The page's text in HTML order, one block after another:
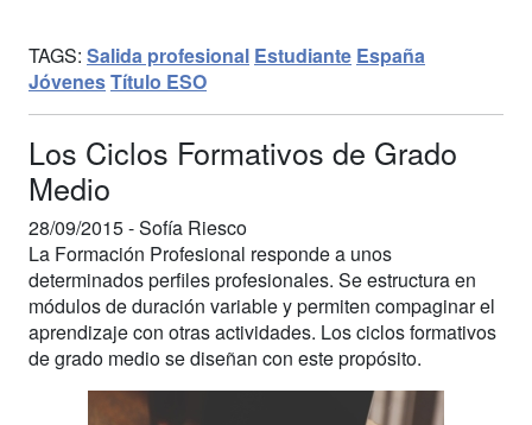
TAGS: Salida profesional Estudiante España
JóvenesTítulo ESO
Los Ciclos Formativos de Grado
Medio
28/09/2015 -Sofía Riesco
La Formación Profesional responde a unos
determinados perfiles profesionales. Se estructura en
módulos de duración variable y permiten compaginar el
aprendizaje con otras actividades. Los ciclos formativos
de grado medio se diseñan con este propósito.